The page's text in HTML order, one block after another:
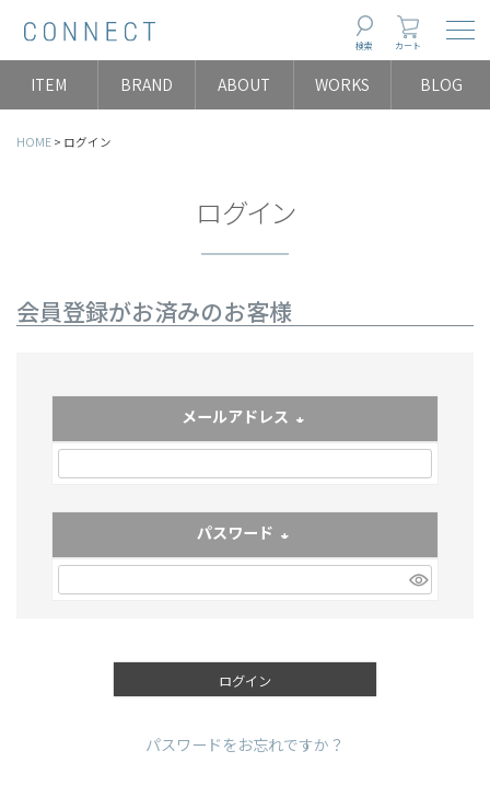
検索 カート
ITEM BRAND ABOUT WORKS BLOG
HOME ログイン
ログイン
会員登録がお済みのお客様
メールアドレス
(必須)
パスワード
(必須)
ログイン
パスワードをお忘れですか？